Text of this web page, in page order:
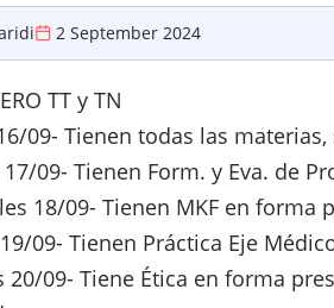
2 September 2024
TT y TN
09- Tienen todas las
09- Tienen Form. y Eva. de
18/09- Tienen MKF en forma
19/09- Tienen Práctica Eje
20/09- Tiene Ética en forma